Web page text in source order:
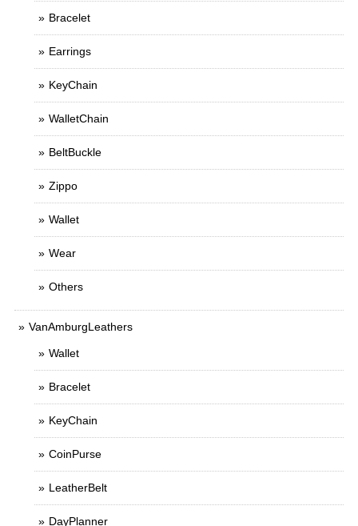
Bracelet
Earrings
KeyChain
WalletChain
BeltBuckle
Zippo
Wallet
Wear
Others
VanAmburgLeathers
Wallet
Bracelet
KeyChain
CoinPurse
LeatherBelt
DayPlanner